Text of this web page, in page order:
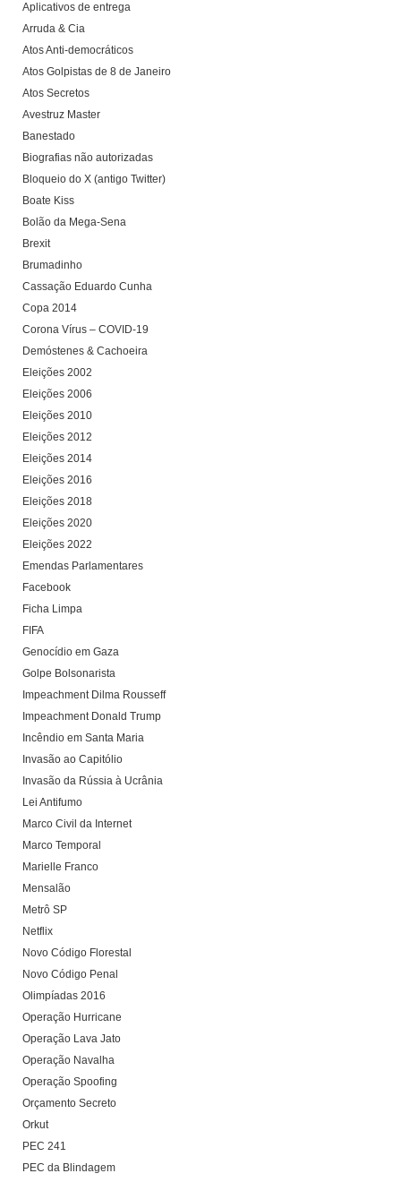
Aplicativos de entrega
Arruda & Cia
Atos Anti-democráticos
Atos Golpistas de 8 de Janeiro
Atos Secretos
Avestruz Master
Banestado
Biografias não autorizadas
Bloqueio do X (antigo Twitter)
Boate Kiss
Bolão da Mega-Sena
Brexit
Brumadinho
Cassação Eduardo Cunha
Copa 2014
Corona Vírus – COVID-19
Demóstenes & Cachoeira
Eleições 2002
Eleições 2006
Eleições 2010
Eleições 2012
Eleições 2014
Eleições 2016
Eleições 2018
Eleições 2020
Eleições 2022
Emendas Parlamentares
Facebook
Ficha Limpa
FIFA
Genocídio em Gaza
Golpe Bolsonarista
Impeachment Dilma Rousseff
Impeachment Donald Trump
Incêndio em Santa Maria
Invasão ao Capitólio
Invasão da Rússia à Ucrânia
Lei Antifumo
Marco Civil da Internet
Marco Temporal
Marielle Franco
Mensalão
Metrô SP
Netflix
Novo Código Florestal
Novo Código Penal
Olimpíadas 2016
Operação Hurricane
Operação Lava Jato
Operação Navalha
Operação Spoofing
Orçamento Secreto
Orkut
PEC 241
PEC da Blindagem